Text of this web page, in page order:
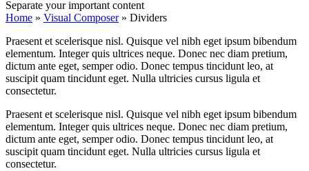
Separate your important content
Home » Visual Composer» Dividers
Praesent et scelerisque nisl. Quisque vel nibh eget ipsum bibendum
elementum. Integer quis ultrices neque. Donec nec diam pretium,
dictum ante eget, semper odio. Donec tempus tincidunt leo, at
suscipit quam tincidunt eget. Nulla ultricies cursus ligula et
consectetur.
Praesent et scelerisque nisl. Quisque vel nibh eget ipsum bibendum
elementum. Integer quis ultrices neque. Donec nec diam pretium,
dictum ante eget, semper odio. Donec tempus tincidunt leo, at
suscipit quam tincidunt eget. Nulla ultricies cursus ligula et
consectetur.